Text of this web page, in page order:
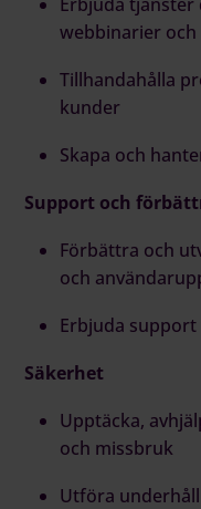
webbinarier
Tillhandahålla
kunder
Skapa och
Support och
Förbättra och
och
Erbjuda
Säkerhet
Upptäcka,
och missbruk
Utföra